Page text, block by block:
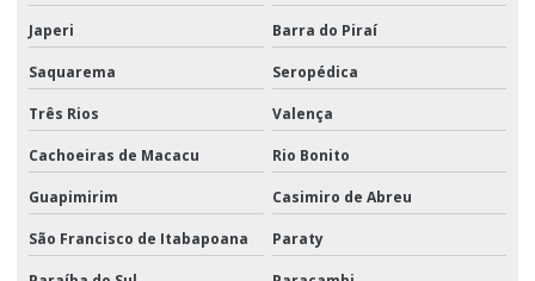
Japeri Barra do Piraí
Saquarema Seropédica
Três Rios Valença
Cachoeiras de Macacu Rio Bonito
Guapimirim Casimiro de Abreu
São Francisco de Itabapoana Paraty